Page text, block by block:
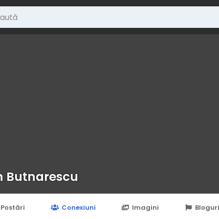
Butnarescu
Postări Conexiuni Imagini